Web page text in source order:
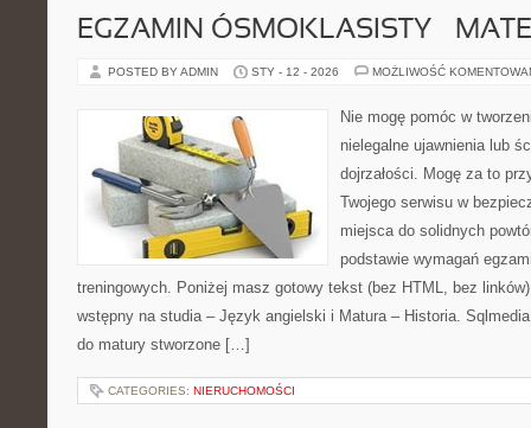
EGZAMIN ÓSMOKLASISTY –
POSTED BY ADMIN STY - 12 - 2026 MOŻLIWOŚĆ
Nie mogę pomóc w
nielegalne ujawnienia lub
dojrzałości. Mogę za to
Twojego serwisu w
miejsca do solidnych
podstawie wymagań
treningowych. Poniżej masz gotowy tekst (bez HTML, bez
wstępny na studia – Język angielski i Matura – Historia.
do matury stworzone […]
CATEGORIES: NIERUCHOMOŚCI